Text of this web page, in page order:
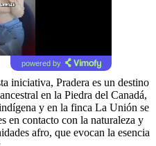
powered by
iniciativa, Pradera es un destino
en la Piedra del Canadá,
y en la finca La Unión se
en contacto con la naturaleza y
afro, que evocan la esencia